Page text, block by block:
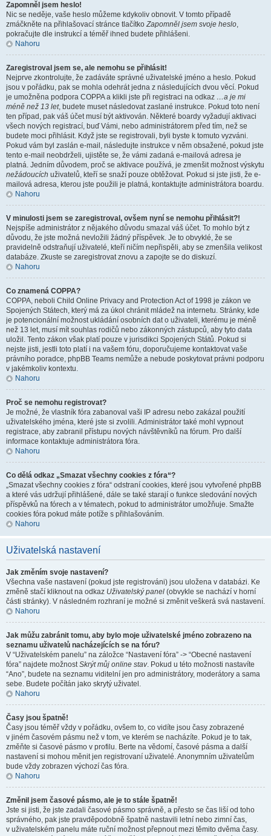
Zapomněl jsem heslo!
Nic se neděje, vaše heslo můžeme kdykoliv obnovit. V tomto případě
zmáčkněte na přihlašovací stránce tlačítkoZapomněl jsem svoje heslo,
pokračujte dle instrukcí a téměř ihned budete přihlášeni.
Nahoru
Zaregistroval jsem se, ale nemohu se přihlásit!
Nejprve zkontrolujte, že zadáváte správné uživatelské jméno a heslo. Pokud
jsou v pořádku, pak se mohla odehrát jedna z následujících dvou věcí. Pokud
je umožněna podpora COPPA a klikli jste při registraci na odkaz …a je mi
méně než 13 let, budete muset následovat zaslané instrukce. Pokud toto není
ten případ, pak váš účet musí být aktivován. Některé boardy vyžadují aktivaci
všech nových registrací, buď Vámi, nebo administrátorem před tím, než se
budete moci přihlásit. Když jste se registrovali, byli byste k tomuto vyzváni.
Pokud vám byl zaslán e-mail, následujte instrukce v něm obsažené, pokud jste
tento e-mail neobdrželi, ujistěte se, že vámi zadaná e-mailová adresa je
platná. Jedním důvodem, proč se aktivace používá, je zmenšit možnost výskytu
nežádoucích uživatelů, kteří se snaží pouze obtěžovat. Pokud si jste jisti, že e-
mailová adresa, kterou jste použili je platná, kontaktujte administrátora boardu.
Nahoru
V minulosti jsem se zaregistroval, ovšem nyní se nemohu přihlásit?!
Nejspíše administrátor z nějakého důvodu smazal váš účet. To mohlo být z
důvodu, že jste možná nevložili žádný příspěvek. Je to obvyklé, že se
pravidelně odstraňují uživatelé, kteří ničím nepřispěli, aby se zmenšila velikost
databáze. Zkuste se zaregistrovat znovu a zapojte se do diskuzí.
Nahoru
Co znamená COPPA?
COPPA, neboli Child Online Privacy and Protection Act of 1998 je zákon ve
Spojených Státech, který má za úkol chránit mládež na internetu. Stránky, kde
je potencionální možnost ukládání osobních dat o uživateli, kterému je méně
než 13 let, musí mít souhlas rodičů nebo zákonných zástupců, aby tyto data
uložil. Tento zákon však platí pouze v jurisdikci Spojených Států. Pokud si
nejste jisti, jestli toto platí i na vašem fóru, doporučujeme kontaktovat vaše
právního poradce, phpBB Teams nemůže a nebude poskytovat právni podporu
v jakémkoliv kontextu.
Nahoru
Proč se nemohu registrovat?
Je možné, že vlastník fóra zabanoval vaši IP adresu nebo zakázal použití
uživatelského jména, které jste si zvolili. Administrátor také mohl vypnout
registrace, aby zabranil přístupu nových návštěvníků na fórum. Pro další
informace kontaktuje administrátora fóra.
Nahoru
Co dělá odkaz „Smazat všechny cookies z fóra“?
„Smazat všechny cookies z fóra“ odstraní cookies, které jsou vytvořené phpBB
a které vás udržují přihlášené, dále se také starají o funkce sledování nových
příspěvků na fórech a v tématech, pokud to administrátor umožňuje. Smažte
cookies fóra pokud máte potíže s přihlašováním.
Nahoru
Uživatelská nastavení
Jak změním svoje nastavení?
Všechna vaše nastavení (pokud jste registrováni) jsou uložena v databázi. Ke
změně stačí kliknout na odkaz Uživatelský panel (obvykle se nachází v horní
části stránky). V následném rozhraní je možné si změnit veškerá svá nastavení.
Nahoru
Jak můžu zabránit tomu, aby bylo moje uživatelské jméno zobrazeno na
seznamu uživatelů nacházejících se na fóru?
V “Uživatelském panelu” na záložce “Nastavení fóra” -> “Obecné nastavení
fóra” najdete možnostSkrýt můj online stav. Pokud u této možnosti nastavíte
“Ano”, budete na seznamu viditelní jen pro administrátory, moderátory a sama
sebe. Budete počítán jako skrytý uživatel.
Nahoru
Časy jsou špatně!
Časy jsou téměř vždy v pořádku, ovšem to, co vidíte jsou časy zobrazené
v jiném časovém pásmu než v tom, ve kterém se nacházíte. Pokud je to tak,
změňte si časové pásmo v profilu. Berte na vědomí, časové pásma a další
nastavení si mohou měnit jen registrovaní uživatelé. Anonymním uživatelům
bude vždy zobrazen výchozí čas fóra.
Nahoru
Změnil jsem časové pásmo, ale je to stále špatně!
Jste si jisti, že jste zadali časové pásmo správně, a přesto se čas liší od toho
správného, pak jste pravděpodobně špatně nastavili letní nebo zimní čas,
v uživatelském panelu máte ruční možnost přepnout mezi těmito dvěma časy.